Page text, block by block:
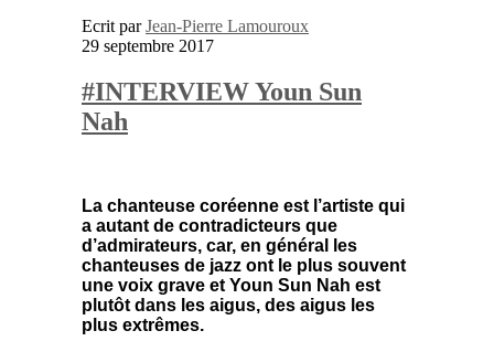
Ecrit parJean-Pierre Lamouroux
29 septembre 2017
#INTERVIEW Youn Sun
Nah
La chanteuse coréenne est l’artiste qui
a autant de contradicteurs que
d’admirateurs, car, en général les
chanteuses de jazz ont le plus souvent
une voix grave et Youn Sun Nah est
plutôt dans les aigus, des aigus les
plus extrêmes.